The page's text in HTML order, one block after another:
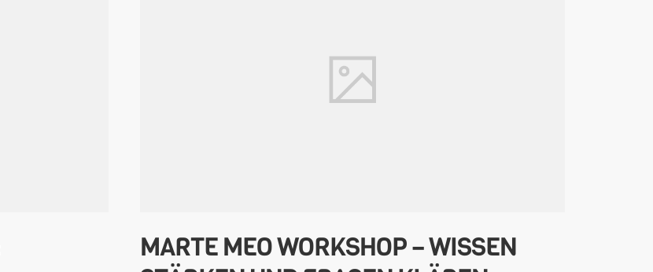
MARTE MEO WORKSHOP – WISSEN